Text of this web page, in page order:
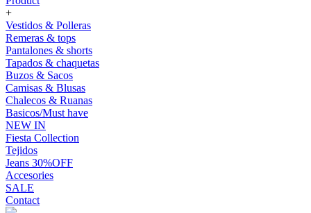
+
Vestidos & Polleras
Remeras & tops
Pantalones & shorts
Tapados & chaquetas
Buzos & Sacos
Camisas & Blusas
Chalecos & Ruanas
Basicos/Must have
NEW IN
Fiesta Collection
Tejidos
Jeans 30%OFF
Accesories
SALE
Contact